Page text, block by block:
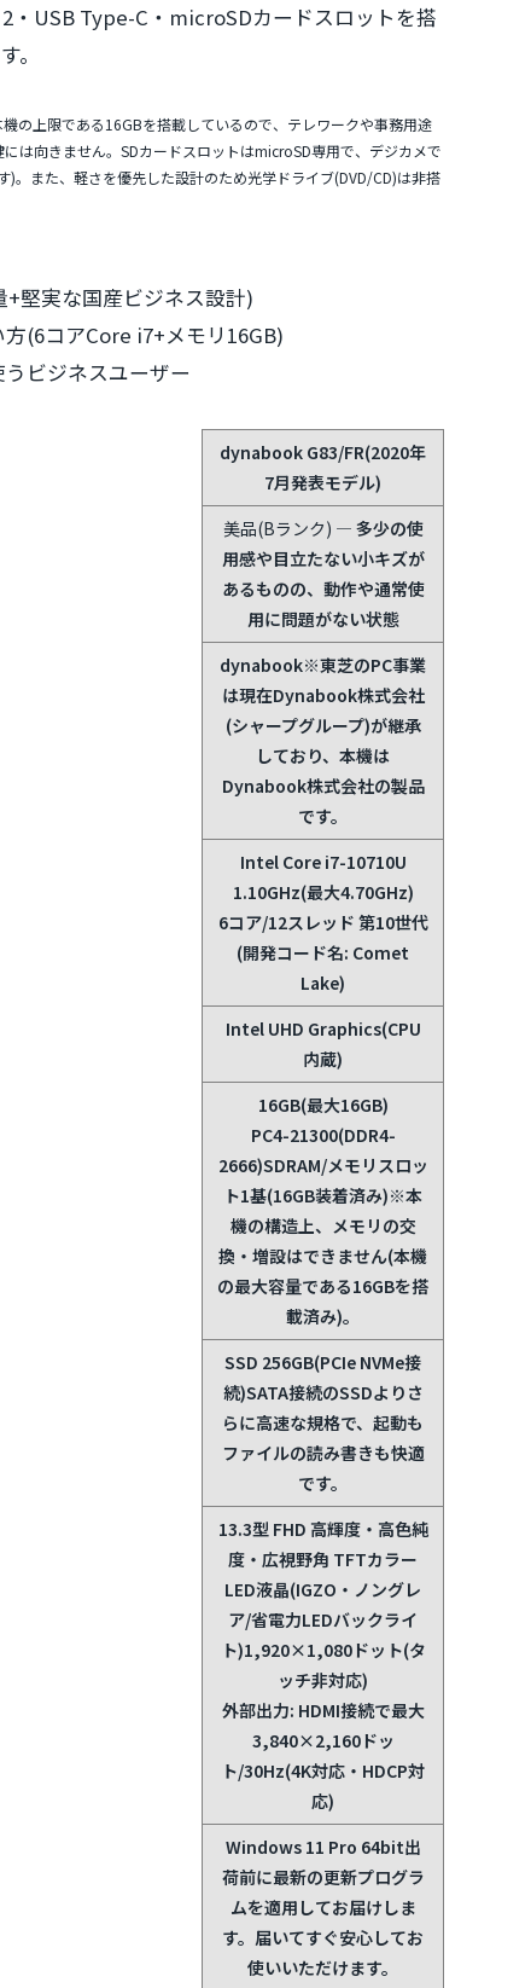
USB Type-C・microSDカードスロットを搭
。
の上限である16GBを搭載しているので、テレワークや事務用途
は向きません。SDカードスロットはmicroSD専用で、デジカメで
。また、軽さを優先した設計のため光学ドライブ(DVD/CD)は非搭
堅実な国産ビジネス設計)
(6コアCore i7+メモリ16GB)
ビジネスユーザー
dynabook G83/FR(2020年
7月発表モデル)
美品(Bランク) — 多少の使
用感や目立たない小キズが
あるものの、動作や通常使
用に問題がない状態
dynabook※東芝のPC事業
は現在Dynabook株式会社
(シャープグループ)が継承
しており、本機は
Dynabook株式会社の製品
です。
Intel Core i7-10710U
1.10GHz(最大4.70GHz)
6コア/12スレッド 第10世代
(開発コード名: Comet
Lake)
Intel UHD Graphics(CPU
内蔵)
16GB(最大16GB)
PC4-21300(DDR4-
2666)SDRAM/メモリスロッ
ト1基(16GB装着済み)※本
機の構造上、メモリの交
換・増設はできません(本機
の最大容量である16GBを搭
載済み)。
SSD 256GB(PCIe NVMe接
続)SATA接続のSSDよりさ
らに高速な規格で、起動も
ファイルの読み書きも快適
です。
13.3型 FHD 高輝度・高色純
度・広視野角 TFTカラー
LED液晶(IGZO・ノングレ
ア/省電力LEDバックライ
ト)1,920×1,080ドット(タ
ッチ非対応)
外部出力: HDMI接続で最大
3,840×2,160ドッ
ト/30Hz(4K対応・HDCP対
応)
Windows 11 Pro 64bit出
荷前に最新の更新プログラ
ムを適用してお届けしま
す。届いてすぐ安心してお
使いいただけます。